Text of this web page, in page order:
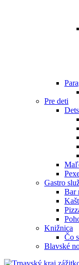
Pre deti
Gastro
Bar
Knižnica
Čo
Blavské